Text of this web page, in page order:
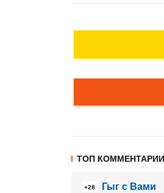
ТОП КОММЕНТАРИИ
+28
Гыг с Вами